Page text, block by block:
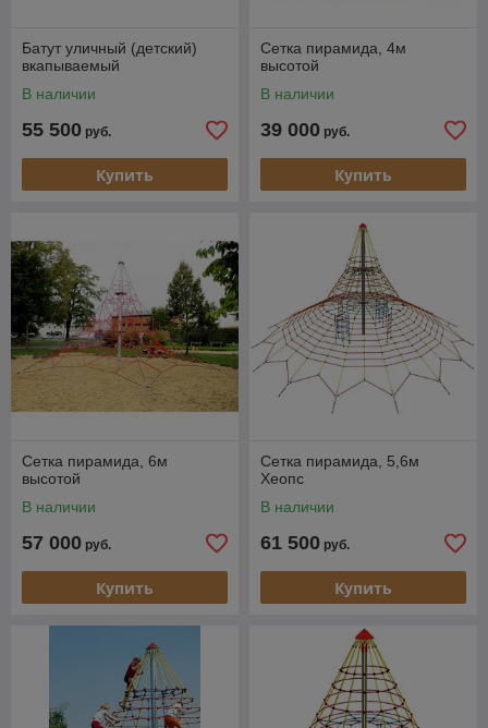
Батут уличный (детский)
вкапываемый
В наличии
55 500 руб.
Купить
Сетка пирамида, 4м
высотой
В наличии
39 000 руб.
Купить
Сетка пирамида, 6м
высотой
В наличии
57 000 руб.
Купить
Сетка пирамида, 5,6м
Хеопс
В наличии
61 500 руб.
Купить